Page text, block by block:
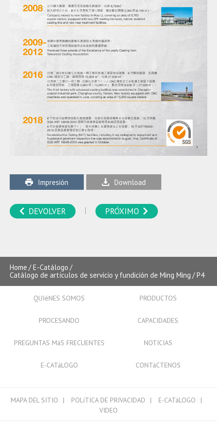
Impresión Download
DEVOLVER PRÓXIMO
Home
E-Catálogo
Catálogo de artículos de servicio y fundición de Ming Ming
P4
QUIéNES SOMOS PRODUCTOS
PROCESANDO CAPACIDADES
PREGUNTAS MáS FRECUENTES NOTICIAS
E-CATáLOGO CONTáCTENOS
MAPA DEL SITIO POLíTICA DE PRIVACIDAD
E-CATáLOGO
VIDEO